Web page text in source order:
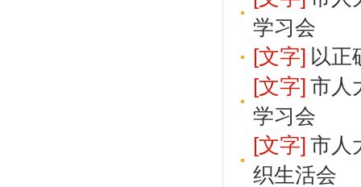
学习会
[文字] 以正
[文字] 市人
学习会
[文字] 市人
织生活会